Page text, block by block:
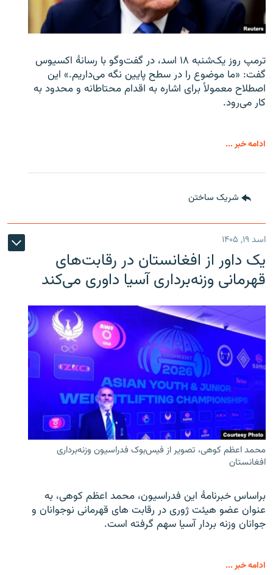
ترمپ روز یک‌شنبه ۱۸ اسد، در گفت‌وگو با رسانهٔ اکسیوس
گفت: «ما موضوع را در سطح پایین نگه می‌داریم.» این
اصطلاح معمولاً برای اشاره به اقدام محتاطانه و محدود به
کار می‌رود.
ادامه خبر ...
شریک ساختن
اسد ۱۹, ۱۴۰۵
یک داور از افغانستان در رقابت‌های
قهرمانی وزنه‌برداری آسیا داوری می‌کند
محمد اعظم کوهی، تصویر از فیس‌بوک فدراسیون وزنه‌برداری
افغانستان
براساس خبرنامۀ این فدراسیون، محمد اعظم کوهی، به
عنوان عضو هیئت ژوری در رقابت های قهرمانی نوجوانان و
جوانان وزنه بردار آسیا سهم گرفته است.
ادامه خبر ...